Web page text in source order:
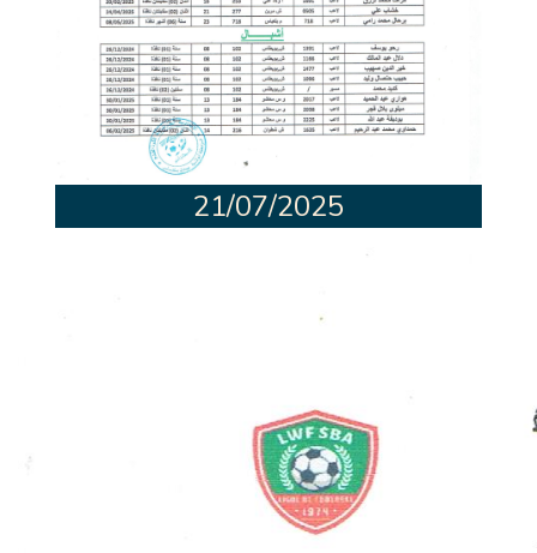
21/07/2025